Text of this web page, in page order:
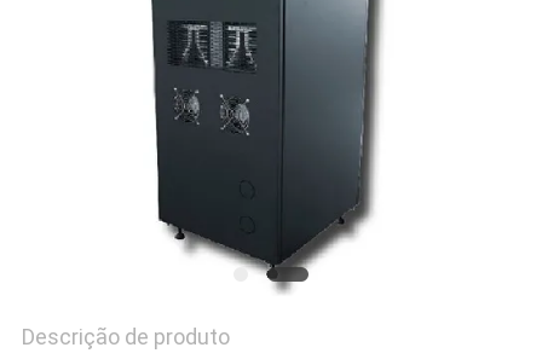
PRIVACIDADE
Descrição de produto